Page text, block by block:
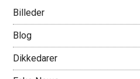
Billeder
Blog
Dikkedarer